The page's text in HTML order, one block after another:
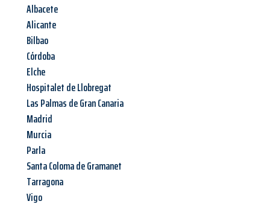
Albacete
Alicante
Bilbao
Córdoba
Elche
Hospitalet de Llobregat
Las Palmas de Gran Canaria
Madrid
Murcia
Parla
Santa Coloma de Gramanet
Tarragona
Vigo